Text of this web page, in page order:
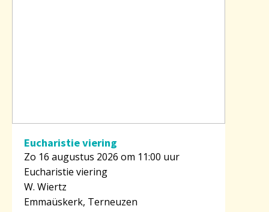
Eucharistie viering
Zo 16 augustus 2026 om 11:00 uur
Eucharistie viering
W. Wiertz
Emmaüskerk, Terneuzen